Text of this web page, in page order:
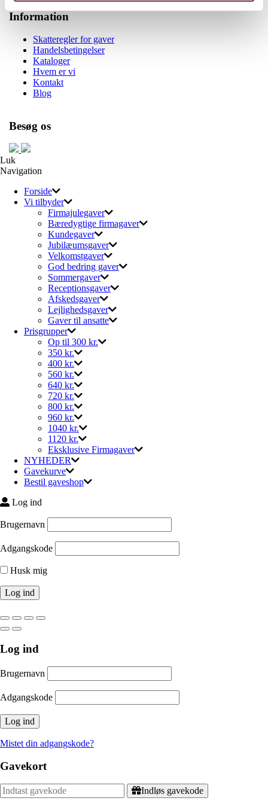
Information
Skatteregler for gaver
Handelsbetingelser
Kataloger
Hvem er vi
Kontakt
Blog
Besøg os
Luk
Navigation
Forside
Vi tilbyder
Firmajulegaver
Bæredygtige firmagaver
Kundegaver
Jubilæumsgaver
Velkomstgaver
God bedring gaver
Sommergaver
Receptionsgaver
Afskedsgaver
Lejlighedsgaver
Gaver til ansatte
Prisgrupper
Op til 300 kr.
350 kr.
400 kr.
560 kr.
640 kr.
720 kr.
800 kr.
960 kr.
1040 kr.
1120 kr.
Eksklusive Firmagaver
NYHEDER
Gavekurve
Bestil gaveshop
Log ind
Brugernavn
Adgangskode
Husk mig
Log ind
Brugernavn
Adgangskode
Mistet din adgangskode?
Gavekort
Indløs gavekode